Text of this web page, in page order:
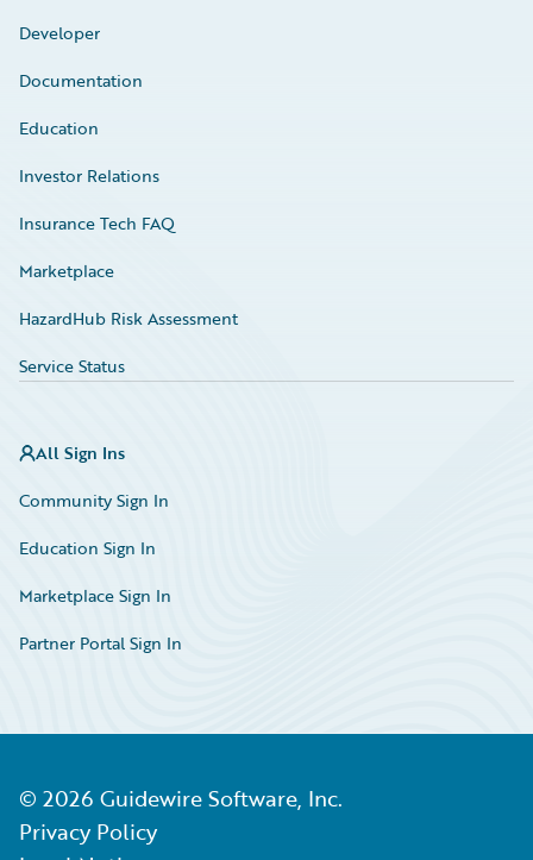
Developer
Documentation
Education
Investor Relations
Insurance Tech FAQ
Marketplace
HazardHub Risk Assessment
Service Status
All Sign Ins
Community Sign In
Education Sign In
Marketplace Sign In
Partner Portal Sign In
© 2026 Guidewire Software, Inc.
Privacy Policy